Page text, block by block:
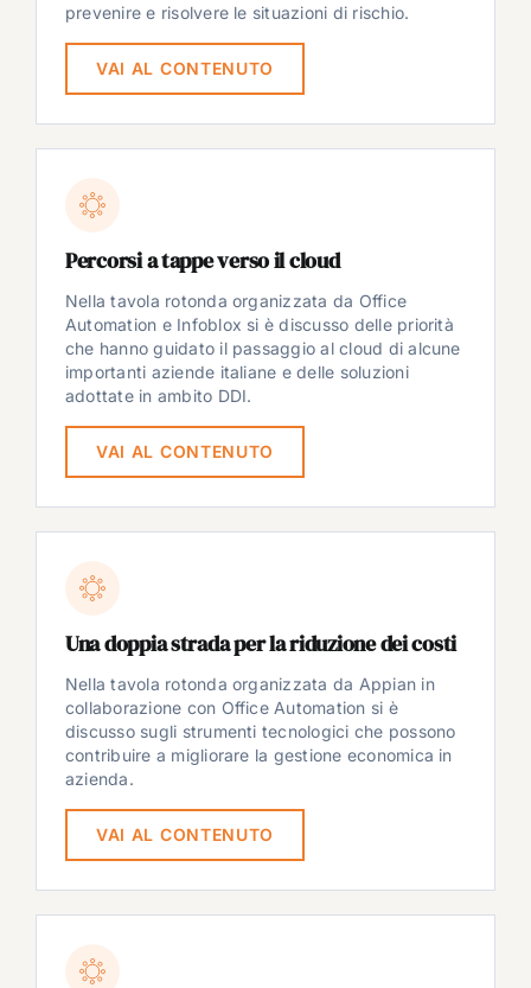
prevenire e risolvere le situazioni di rischio.
VAI AL CONTENUTO
Percorsi a tappe verso il cloud
Nella tavola rotonda organizzata da Office
Automation e Infoblox si è discusso delle priorità
che hanno guidato il passaggio al cloud di alcune
importanti aziende italiane e delle soluzioni
adottate in ambito DDI.
VAI AL CONTENUTO
Una doppia strada per la riduzione dei costi
Nella tavola rotonda organizzata da Appian in
collaborazione con Office Automation si è
discusso sugli strumenti tecnologici che possono
contribuire a migliorare la gestione economica in
azienda.
VAI AL CONTENUTO